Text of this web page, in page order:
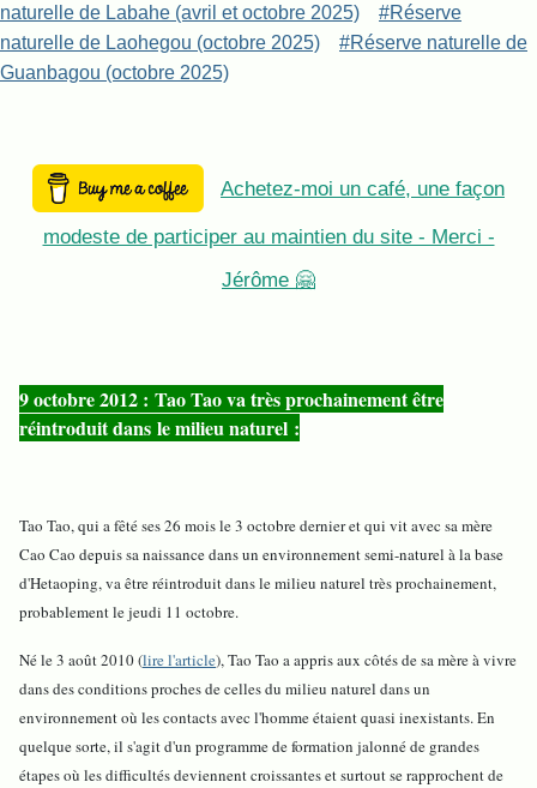
naturelle de Labahe (avril et octobre 2025)
#Réserve
naturelle de Laohegou (octobre 2025)
#Réserve naturelle de
Guanbagou (octobre 2025)
Achetez-moi un café, une façon
modeste de participer au maintien du site - Merci -
Jérôme 🤗
9 octobre 2012 : Tao Tao va très prochainement être
réintroduit dans le milieu naturel :
Tao Tao, qui a fêté ses 26 mois le 3 octobre dernier et qui vit avec sa mère
Cao Cao depuis sa naissance dans un environnement semi-naturel à la base
d'Hetaoping, va être réintroduit dans le milieu naturel très prochainement,
probablement le jeudi 11 octobre.
Né le 3 août 2010 (lire l'article), Tao Tao a appris aux côtés de sa mère à vivre
dans des conditions proches de celles du milieu naturel dans un
environnement où les contacts avec l'homme étaient quasi inexistants. En
quelque sorte, il s'agit d'un programme de formation jalonné de grandes
étapes où les difficultés deviennent croissantes et surtout se rapprochent de